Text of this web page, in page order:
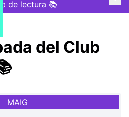
de lectura 📚
del Club
MAIG